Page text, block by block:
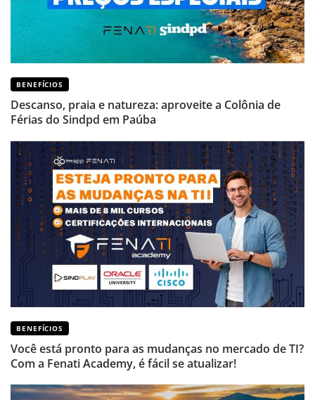
BENEFÍCIOS
Descanso, praia e natureza: aproveite a Colônia de
Férias do Sindpd em Paúba
BENEFÍCIOS
Você está pronto para as mudanças no mercado de TI?
Com a Fenati Academy, é fácil se atualizar!